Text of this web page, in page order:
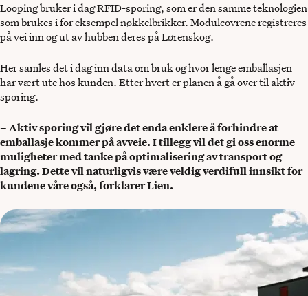
Looping bruker i dag RFID-sporing, som er den samme teknologien
som brukes i for eksempel nøkkelbrikker. Modulcovrene registreres
på vei inn og ut av hubben deres på Lørenskog.
Her samles det i dag inn data om bruk og hvor lenge emballasjen
har vært ute hos kunden. Etter hvert er planen å gå over til aktiv
sporing.
– Aktiv sporing vil gjøre det enda enklere å forhindre at
emballasje kommer på avveie. I tillegg vil det gi oss enorme
muligheter med tanke på optimalisering av transport og
lagring. Dette vil naturligvis være veldig verdifull innsikt for
kundene våre også, forklarer Lien.